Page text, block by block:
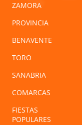
ZAMORA
PROVINCIA
BENAVENTE
TORO
SANABRIA
COMARCAS
FIESTAS
POPULARES